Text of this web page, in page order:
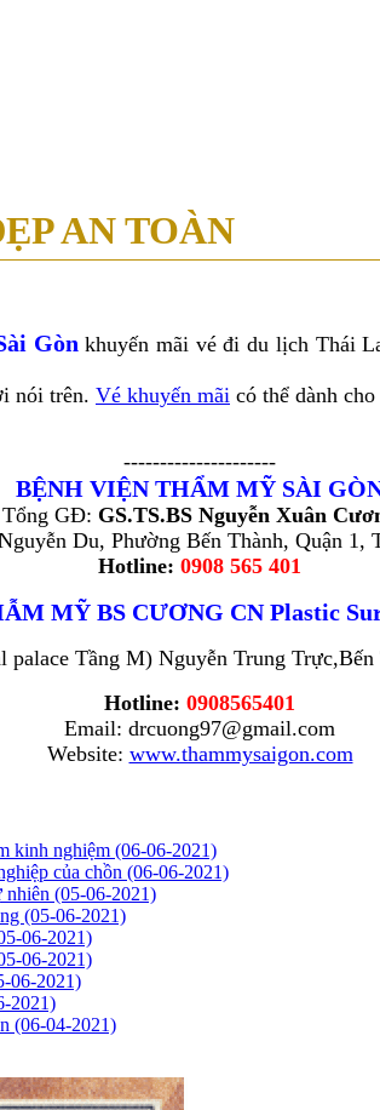
AN TOÀN
Gòn khuyến mãi vé đi du lịch Thái
nói trên. Vé khuyến mãi có thể dành
---------------------
BỆNH VIỆN THẨM MỸ SÀI
Tổng GĐ: GS.TS.BS Nguyễn Xuân
Du, Phường Bến Thành, Quận 1,
Hotline: 0908 565 401
MỸ BS CƯƠNG CN Plastic
palace Tầng M) Nguyễn Trung
Hotline: 0908565401
Email: drcuong97@gmail.com
Website: www.thammysaigon.com
kinh nghiệm (06-06-2021)
của chồn (06-06-2021)
nhiên (05-06-2021)
(05-06-2021)
06-2021)
06-2021)
06-2021)
2021)
(06-04-2021)